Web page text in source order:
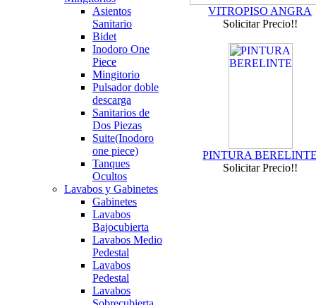
Asientos
Sanitario
Bidet
Inodoro One
Piece
Mingitorio
Pulsador doble
descarga
Sanitarios de
Dos Piezas
Suite(Inodoro
one piece)
Tanques
Ocultos
Lavabos y Gabinetes
Gabinetes
Lavabos
Bajocubierta
Lavabos Medio
Pedestal
Lavabos
Pedestal
Lavabos
VITROPISO ANGRA
Solicitar Precio!!
PINTURA
Solicitar Precio!!